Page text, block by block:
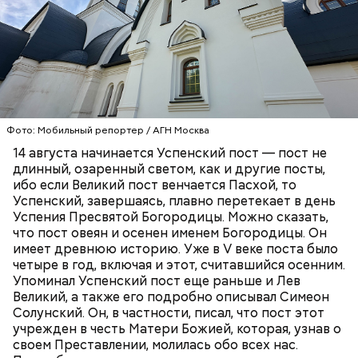
Фото: Мобильный репортер / АГН Москва
14 августа начинается Успенский пост — пост не
длинный, озаренный светом, как и другие посты,
ибо если Великий пост венчается Пасхой, то
Успенский, завершаясь, плавно перетекает в день
Успения Пресвятой Богородицы. Можно сказать,
что пост овеян и осенен именем Богородицы. Он
имеет древнюю историю. Уже в V веке поста было
четыре в год, включая и этот, считавшийся осенним.
Упоминал Успенский пост еще раньше и Лев
Великий, а также его подробно описывал Симеон
Солунский. Он, в частности, писал, что пост этот
учрежден в честь Матери Божией, которая, узнав о
своем Преставлении, молилась обо всех нас.
13 августа у нас заговенье. Это последний
день перед постом, пока еще можно есть
скоромное — мясо, молоко и рыбу.
Спас Медовый (14 августа), или Спас Мокрый,
поскольку в этот день не только освящают
мед, но и совершают чин водоосвящения —
освящают реки, озера, источники.
19 августа — Яблочный Спас. В церкви
освящают яблоки, виноград и иные плоды.
А вскоре после окончания Успенского поста
наступает Спас Ореховый — 29 августа.
Иначе его называют Хлебным Спасом,
поскольку по времени он совпадает с
окончанием жатвы.
ПРАВОСЛАВИЕ ХРИСТИАНСТВО РЕЛИГИЯ
Мадмартиган, «Уиллоу» (Willow, 1988)
Фото: «Уиллоу» (Willow, 1988)
Уэйли.
Virtual Insanity (из альбома "Travelling Without
Moving", 1996)